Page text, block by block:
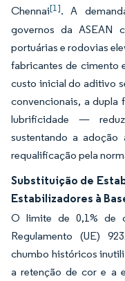
Chennai[1]. A
governos da ASEAN
portuárias e rodovias
fabricantes de cimento
custo inicial do aditivo
convencionais, a dupla
lubrificidade —
sustentando a
requalificação pela
Substituição de
Estabilizadores à
O limite de 0,1% de
Regulamento (UE)
chumbo históricos
a retenção de cor e a